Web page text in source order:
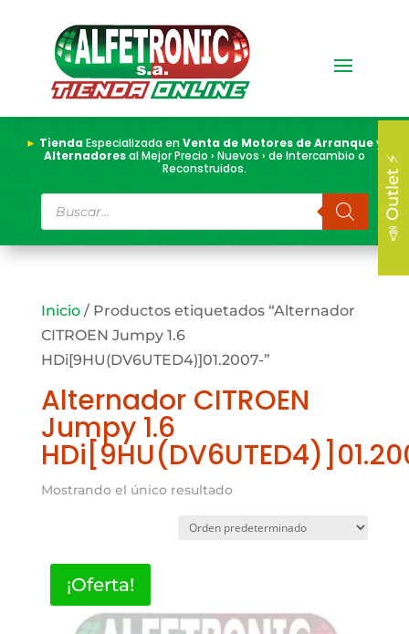
► TiendaEspecializada enVenta de Motores de Arranque y
Alternadoresal Mejor Precio › Nuevos › de Intercambio o
Reconstruidos.
Búsqueda
de
productos
Inicio/ Productos etiquetados “Alternador
CITROEN Jumpy 1.6
HDi[9HU(DV6UTED4)]01.2007-”
Alternador CITROEN
Jumpy 1.6
Mostrando el único resultado
¡Oferta!
📣 Outlet ⚡